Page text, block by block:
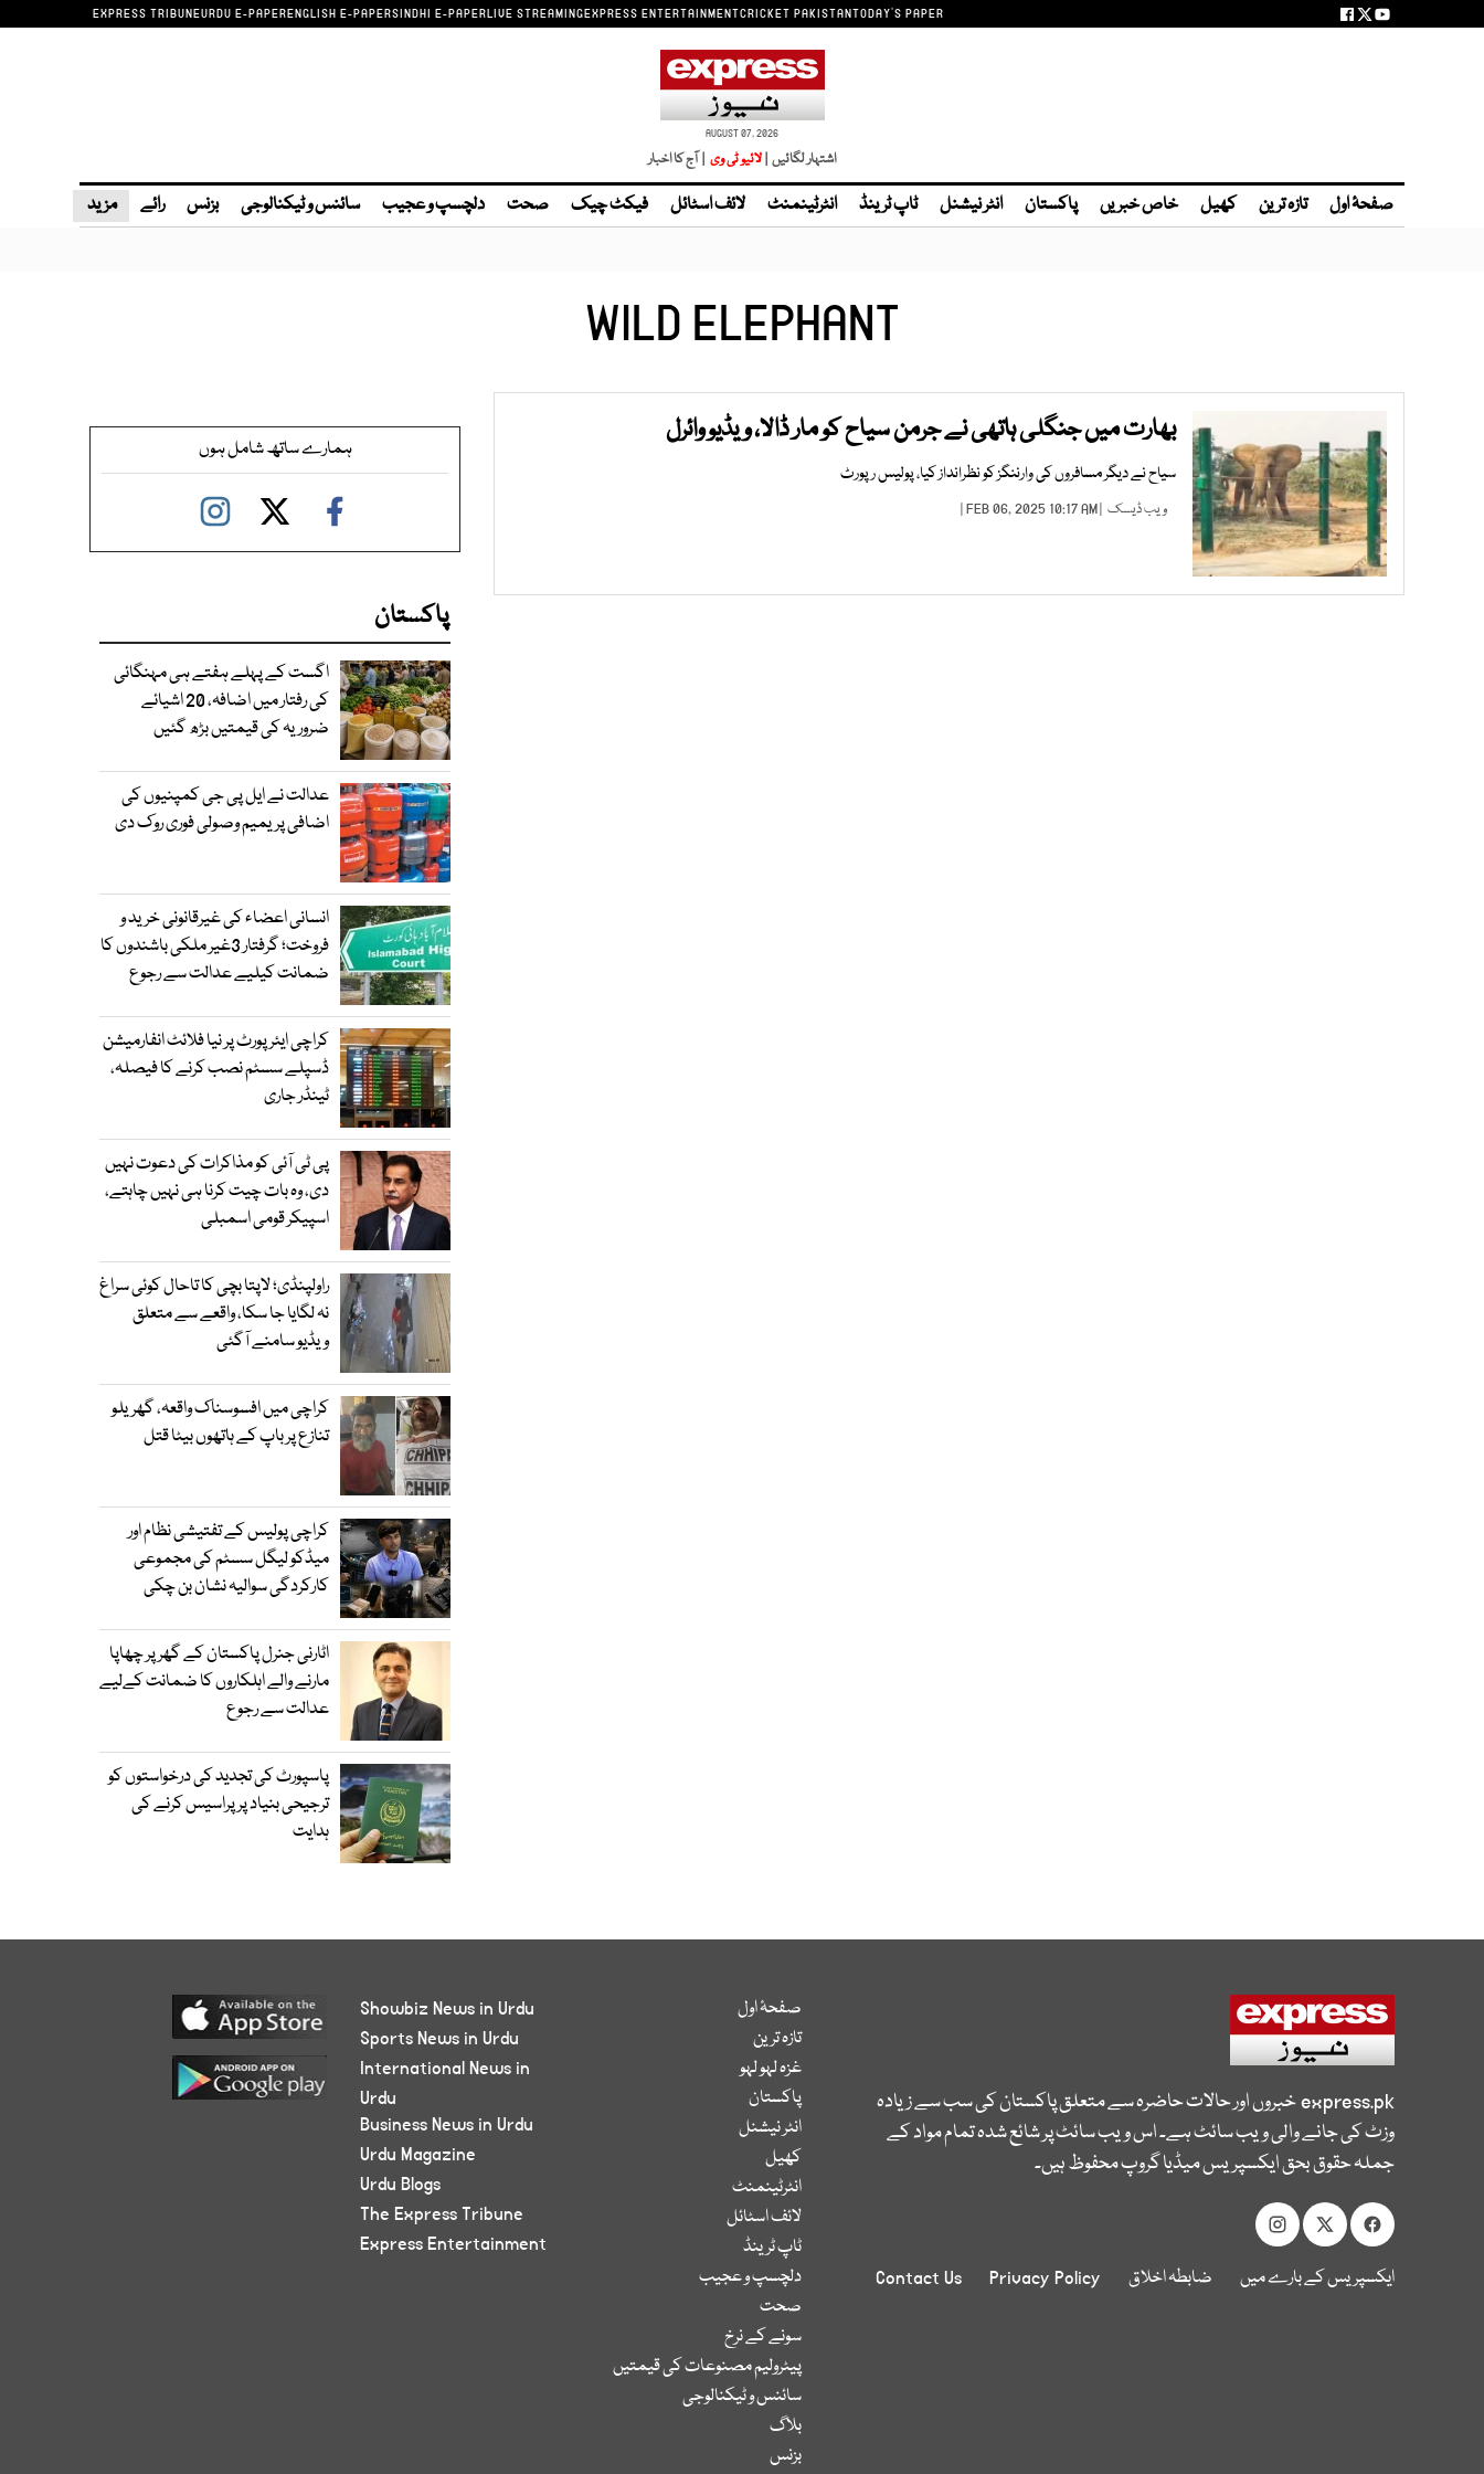
EXPRESS TRIBUNEURDU E-PAPERENGLISH E-PAPERSINDHI E-PAPERLIVE STREAMINGEXPRESS ENTERTAINMENTCRICKET PAKISTANTODAY'S PAPER
AUGUST 07, 2026
اشتہار لگائیں |لائیو ٹی وی | آج کا اخبار
صفحۂ اول تازہ ترین کھیل خاص خبریں پاکستان انٹر نیشنل ٹاپ ٹرینڈ انٹرٹینمنٹ لائف اسٹائل فیکٹ چیک صحت دلچسپ و عجیب سائنس و ٹیکنالوجی بزنس رائے مزید
WILD ELEPHANT
بھارت میں جنگلی ہاتھی نے جرمن سیاح کو مار ڈالا، ویڈیو وائرل
سیاح نے دیگر مسافروں کی وارننگز کو نظرانداز کیا، پولیس رپورٹ
ویب ڈیسک | FEB 06, 2025 10:17 AM |
ہمارے ساتھ شامل ہوں
پاکستان
اگست کے پہلے ہفتے ہی مہنگائی
کی رفتار میں اضافہ، 20 اشیائے
ضروریہ کی قیمتیں بڑھ گئیں
عدالت نے ایل پی جی کمپنیوں کی
اضافی پریمیم وصولی فوری روک دی
انسانی اعضاء کی غیرقانونی خرید و
فروخت؛ گرفتار 3غیر ملکی باشندوں کا
ضمانت کیلیے عدالت سے رجوع
کراچی ایئرپورٹ پر نیا فلائٹ انفارمیشن
ڈسپلے سسٹم نصب کرنے کا فیصلہ،
ٹینڈر جاری
پی ٹی آئی کو مذاکرات کی دعوت نہیں
دی، وہ بات چیت کرنا ہی نہیں چاہتے،
اسپیکر قومی اسمبلی
راولپنڈی؛ لاپتا بچی کا تاحال کوئی سراغ
نہ لگایا جا سکا، واقعے سے متعلق
ویڈیو سامنے آگئی
کراچی میں افسوسناک واقعہ، گھریلو
تنازع پر باپ کے ہاتھوں بیٹا قتل
کراچی پولیس کے تفتیشی نظام اور
میڈکو لیگل سسٹم کی مجموعی
کارکردگی سوالیہ نشان بن چکی
اٹارنی جنرل پاکستان کے گھر پر چھاپا
مارنے والے اہلکاروں کا ضمانت کےلیے
عدالت سے رجوع
پاسپورٹ کی تجدید کی درخواستوں کو
ترجیحی بنیاد پر پراسیس کرنے کی
ہدایت
express.pkخبروں اور حالات حاضرہ سے متعلق پاکستان کی سب سے زیادہ
وزٹ کی جانے والی ویب سائٹ ہے۔ اس ویب سائٹ پر شائع شدہ تمام مواد کے
جملہ حقوق بحق ایکسپریس میڈیا گروپ محفوظ ہیں۔
ایکسپریس کے بارے میں ضابطہ اخلاق Privacy Policy
Contact Us
صفحۂ اول
تازہ ترین
غزہ لہو لہو
پاکستان
انٹر نیشنل
کھیل
انٹرٹینمنٹ
لائف اسٹائل
ٹاپ ٹرینڈ
دلچسپ و عجیب
صحت
سونے کے نرخ
پیٹرولیم مصنوعات کی قیمتیں
سائنس و ٹیکنالوجی
بلاگ
بزنس
Showbiz News in Urdu
Sports News in Urdu
International News in
Urdu
Business News in Urdu
Urdu Magazine
Urdu Blogs
The Express Tribune
Express Entertainment